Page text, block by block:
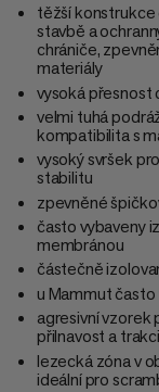
těžší
stavbě a
chrániče,
materiály
vysoká přesnost
velmi tuhá
kompatibilita s
vysoký svršek
stabilitu
zpevněné
často vybaveny
membránou
částečně
u Mammut
agresivní vzorek
přilnavost a trakci
lezecká zóna v
ideální pro